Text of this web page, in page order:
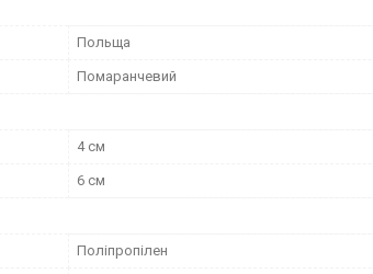
Польща
Помаранчевий
4 см
6 см
Поліпропілен